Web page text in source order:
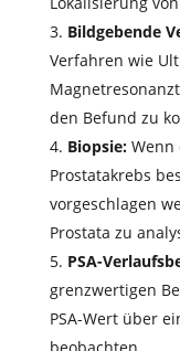
Bildgebende
Verfahren wie
den Befund zu
Biopsie:Wenn
Prostatakrebs
vorgeschlagen
Prostata zu
PSA-
grenzwertigen
PSA-Wert über